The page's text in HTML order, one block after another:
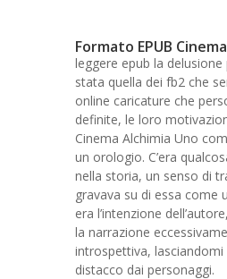
Formato EPUB
leggere epub la delusione
stata quella dei fb2 che
online caricature che
definite, le loro
Cinema Alchimia Uno
un orologio. C’era
nella storia, un senso di
gravava su di essa come
era l’intenzione
la narrazione
introspettiva, lasciandomi
distacco dai personaggi.